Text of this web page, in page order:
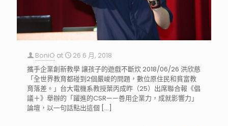
BoniO at
26 6 月, 2018
攜手企業創新教學 讓孩子的遊戲不斷炊 2018/06/26 洪欣慈
「全世界教育都碰到2個嚴峻的問題，數位原住民和貧富教
育落差。」台大電機系教授葉丙成昨（25）出席聯合報《倡
議＋》舉辦的「躍進的CSR——善用企業力，成就影響力」
論壇，以一句話點出這個 […]